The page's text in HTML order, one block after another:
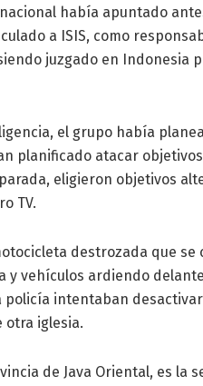
había apuntado
a ISIS, como
juzgado en Indonesia
el grupo había
planificado atacar
eligieron objetivos
TV.
destrozada que
y vehículos ardiendo
intentaban
otra iglesia.
de Java Oriental, es la